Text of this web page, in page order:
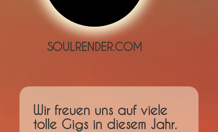
SOULRENDER.COM
Wir freuen uns auf viele
tolle Gigs in diesem Jahr.